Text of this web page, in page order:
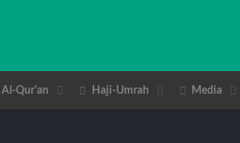
Al-Qur'an Haji-Umrah Media